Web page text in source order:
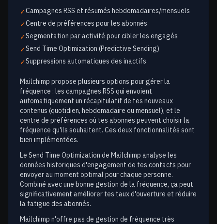
✓Campagnes RSS et résumés hebdomadaires/mensuels
✓Centre de préférences pour les abonnés
✓Segmentation par activité pour cibler les engagés
✓Send Time Optimization (Predictive Sending)
✓Suppressions automatiques des inactifs
Mailchimp propose plusieurs options pour gérer la
fréquence : les campagnes RSS qui envoient
automatiquement un récapitulatif de tes nouveaux
contenus (quotidien, hebdomadaire ou mensuel), et le
centre de préférences où tes abonnés peuvent choisir la
fréquence qu'ils souhaitent. Ces deux fonctionnalités sont
bien implémentées.
Le Send Time Optimization de Mailchimp analyse les
données historiques d'engagement de tes contacts pour
envoyer au moment optimal pour chaque personne.
Combiné avec une bonne gestion de la fréquence, ça peut
significativement améliorer tes taux d'ouverture et réduire
la fatigue des abonnés.
Mailchimp n'offre pas de gestion de fréquence très